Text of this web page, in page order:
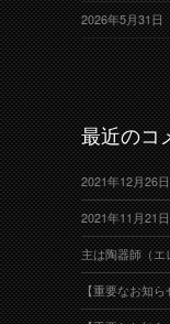
2026年5月31
最近のコ
2021年12月26
2021年11月21
主は陶器師（エ
【重要なお知ら